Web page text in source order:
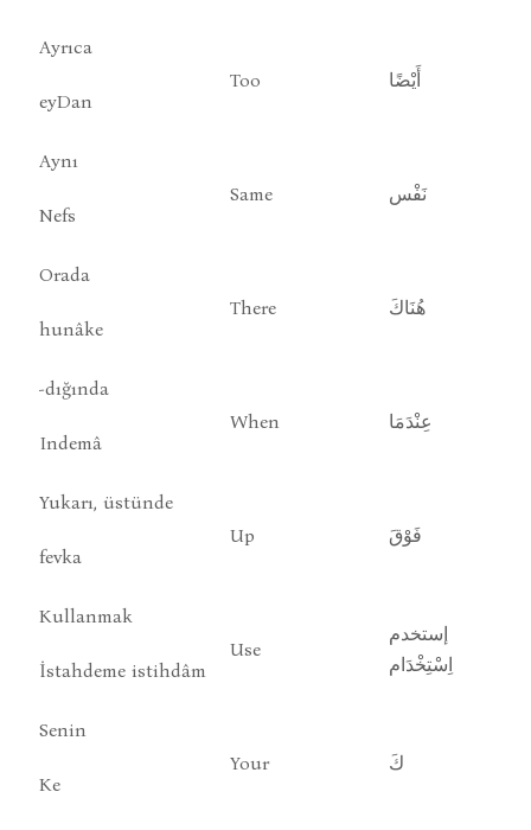
Ayrıca
eyDan
Too أَيْضًا
Aynı
Nefs
Same نَفْس
Orada
hunâke
There هُنَاكَ
-dığında
Indemâ
When عِنْدَمَا
Yukarı, üstünde
fevka
Up فَوْقَ
Kullanmak
İstahdeme istihdâm
Use
إستخدم
اِسْتِخْدَام
Senin
Ke
Your كَ